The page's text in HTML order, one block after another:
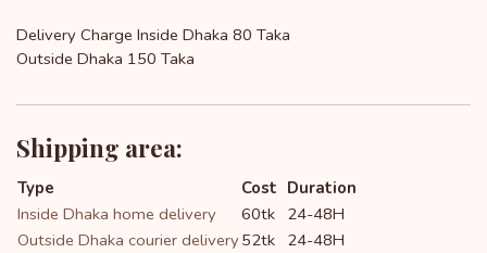
Delivery Charge Inside Dhaka 80 Taka
Outside Dhaka 150 Taka
Shipping area:
Type Cost Duration
Inside Dhaka home delivery
60tk 24-48H
Outside Dhaka courier delivery52tk 24-48H